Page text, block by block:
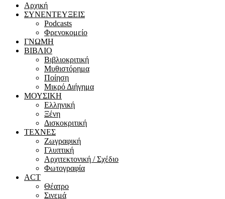
Αρχική
ΣΥΝΕΝΤΕΥΞΕΙΣ
Podcasts
Φρενοκομείο
ΓΝΩΜΗ
ΒΙΒΛΙΟ
Βιβλιοκριτική
Μυθιστόρημα
Ποίηση
Μικρό Διήγημα
ΜΟΥΣΙΚΗ
Ελληνική
Ξένη
Δισκοκριτική
ΤΕΧΝΕΣ
Ζωγραφική
Γλυπτική
Αρχιτεκτονική / Σχέδιο
Φωτογραφία
ACT
Θέατρο
Σινεμά